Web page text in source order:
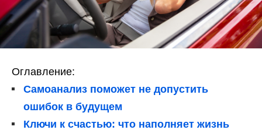
Оглавление:
Самоанализ поможет не допустить
ошибок в будущем
Ключи к счастью: что наполняет жизнь